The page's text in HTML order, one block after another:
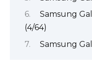
Samsung
(4/64)
Samsung